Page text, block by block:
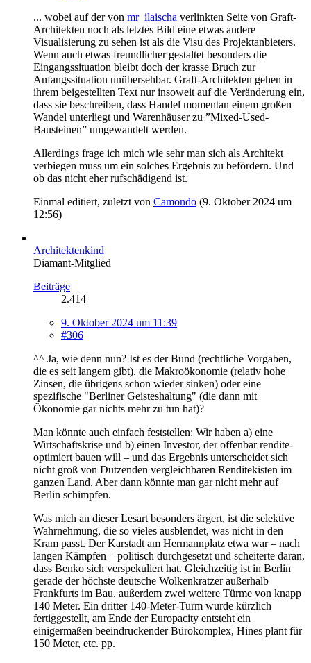
... wobei auf der von mr_ilaischa verlinkten Seite von Graft-
Architekten noch als letztes Bild eine etwas andere
Visualisierung zu sehen ist als die Visu des Projektanbieters.
Wenn auch etwas freundlicher gestaltet besonders die
Eingangssituation bleibt doch der krasse Bruch zur
Anfangssituation unübersehbar. Graft-Architekten gehen in
ihrem beigestellten Text nur insoweit auf die Veränderung ein,
dass sie beschreiben, dass Handel momentan einem großen
Wandel unterliegt und Warenhäuser zu ”Mixed-Used-
Bausteinen” umgewandelt werden.
Allerdings frage ich mich wie sehr man sich als Architekt
verbiegen muss um ein solches Ergebnis zu befördern. Und
ob das nicht eher rufschädigend ist.
Einmal editiert, zuletzt von Camondo (9. Oktober 2024 um
12:56)
Architektenkind
Diamant-Mitglied
Beiträge
2.414
9. Oktober 2024 um 11:39
#306
^^ Ja, wie denn nun? Ist es der Bund (rechtliche Vorgaben,
die es seit langem gibt), die Makroökonomie (relativ hohe
Zinsen, die übrigens schon wieder sinken) oder eine
spezifische "Berliner Geisteshaltung" (die dann mit
Ökonomie gar nichts mehr zu tun hat)?
Man könnte auch einfach feststellen: Wir haben a) eine
Wirtschaftskrise und b) einen Investor, der offenbar rendite-
optimiert bauen will – und das Ergebnis unterscheidet sich
nicht groß von Dutzenden vergleichbaren Renditekisten im
ganzen Land. Aber dann könnte man gar nicht mehr auf
Berlin schimpfen.
Was mich an dieser Lesart besonders ärgert, ist die selektive
Wahrnehmung, die so vieles ausblendet, was nicht in den
Kram passt. Der Karstadt am Hermannplatz etwa war – nach
langen Kämpfen – politisch durchgesetzt und scheiterte daran,
dass Benko sich verspekuliert hat. Gleichzeitig ist in Berlin
gerade der höchste deutsche Wolkenkratzer außerhalb
Frankfurts im Bau, außerdem zwei weitere Türme von knapp
140 Meter. Ein dritter 140-Meter-Turm wurde kürzlich
fertiggestellt, am Ende der Europacity entsteht ein
einigermaßen beeindruckender Bürokomplex, Hines plant für
150 Meter, etc. pp.